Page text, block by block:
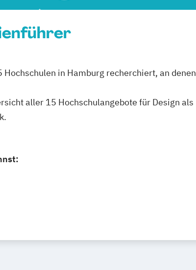
in Hamburg recherchiert, an denen
aller 15 Hochschulangebote für Design als